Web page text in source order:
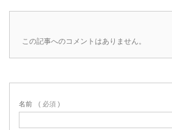
この記事へのコメントはありません。
名前 ( 必須 )